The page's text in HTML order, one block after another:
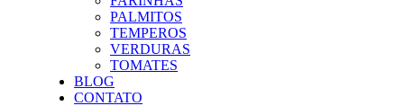
PALMITOS
TEMPEROS
VERDURAS
TOMATES
BLOG
CONTATO